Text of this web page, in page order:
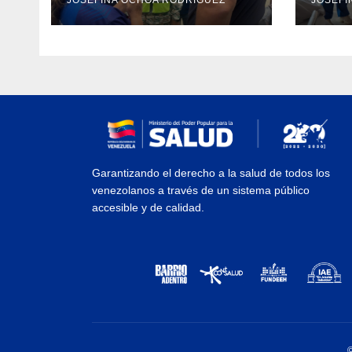
Hospitalito de Catia la
Mar
Garantizando el derecho a la salud de todos los
venezolanos a través de un sistema público
accesible y de calidad.